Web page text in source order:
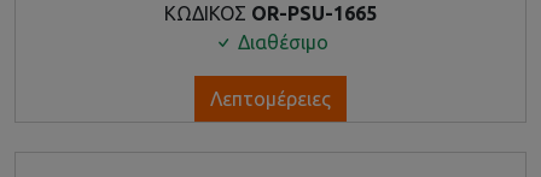
ΚΩΔΙΚΟΣ OR-PSU-1665
Διαθέσιμο
Λεπτομέρειες